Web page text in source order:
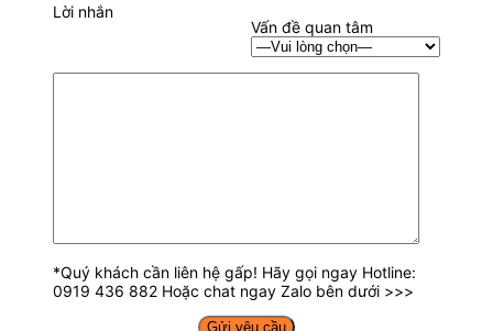
Vấn đề quan tâm
Lời nhắn
*Quý khách cần liên hệ gấp! Hãy gọi ngay Hotline:
0919 436 882 Hoặc chat ngay Zalo bên dưới >>>